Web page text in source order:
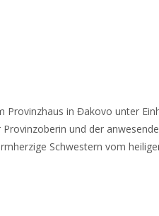
in Đakovo unter
und der
Schwestern vom